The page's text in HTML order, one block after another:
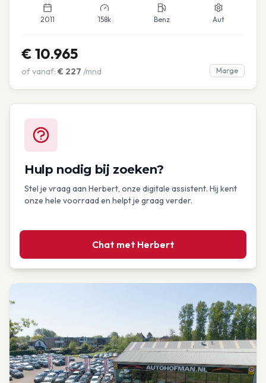
2011 158k Benz Aut
€ 10.965
of vanaf: € 227 /mnd Marge
Hulp nodig bij zoeken?
Stel je vraag aan Herbert, onze digitale assistent. Hij kent
onze hele voorraad en helpt je graag verder.
Chat met Herbert